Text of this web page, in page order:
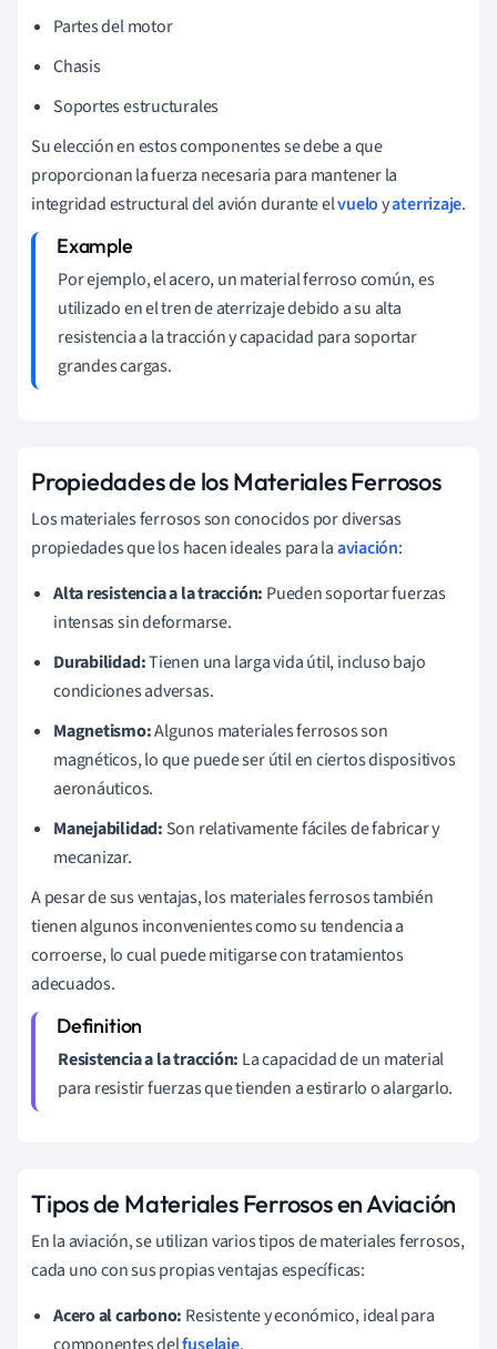
Partes del motor
Chasis
Soportes estructurales
Su elección en estos componentes se debe a que
proporcionan la fuerza necesaria para mantener la
integridad estructural del avión durante elvueloyaterrizaje.
Por ejemplo, el acero, un material ferroso común, es
utilizado en el tren de aterrizaje debido a su alta
resistencia a la tracción y capacidad para soportar
grandes cargas.
Propiedades de los Materiales Ferrosos
Los materiales ferrosos son conocidos por diversas
propiedades que los hacen ideales para laaviación:
Alta resistencia a la tracción: Pueden soportar fuerzas
intensas sin deformarse.
Durabilidad:Tienen una larga vida útil, incluso bajo
condiciones adversas.
Magnetismo:Algunos materiales ferrosos son
magnéticos, lo que puede ser útil en ciertos dispositivos
aeronáuticos.
Manejabilidad: Son relativamente fáciles de fabricar y
mecanizar.
A pesar de sus ventajas, los materiales ferrosos también
tienen algunos inconvenientes como su tendencia a
corroerse, lo cual puede mitigarse con tratamientos
adecuados.
Resistencia a la tracción: La capacidad de un material
para resistir fuerzas que tienden a estirarlo o alargarlo.
Tipos de Materiales Ferrosos en Aviación
En la aviación, se utilizan varios tipos de materiales ferrosos,
cada uno con sus propias ventajas específicas:
Acero al carbono: Resistente y económico, ideal para
componentes delfuselaje.